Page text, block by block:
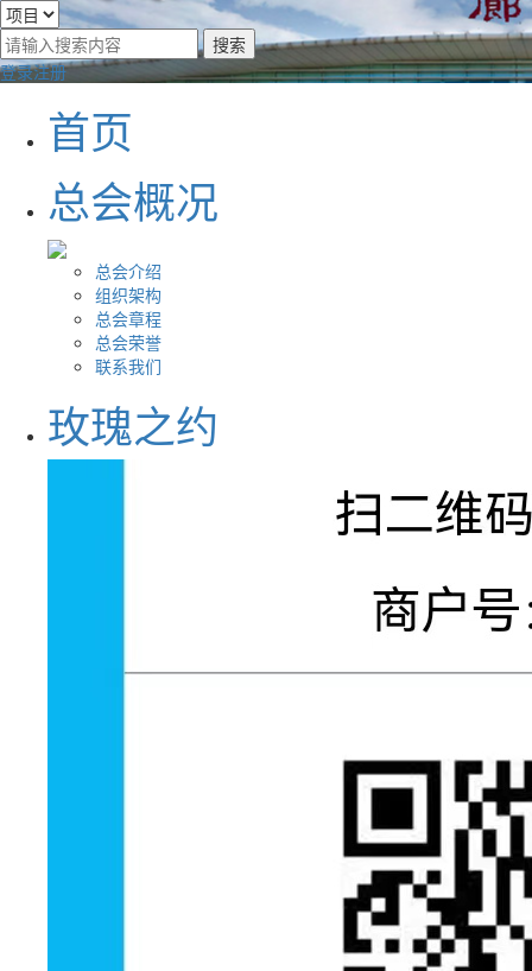
登录注册
首页
总会概况
总会介绍
组织架构
总会章程
总会荣誉
联系我们
玫瑰之约